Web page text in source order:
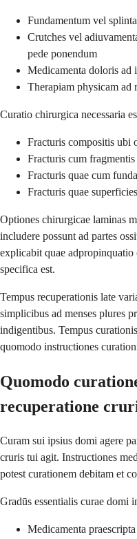
Fundamentum vel
Crutches vel
pede ponendum
Medicamenta doloris ad
Therapiam physicam ad
Curatio chirurgica necessaria
Fracturis compositis ubi
Fracturis cum
Fracturis quae cum
Fracturis quae
Optiones chirurgicae laminas
includere possunt ad partes
explicabit quae adpropinquatio
specifica est.
Tempus recuperationis late
simplicibus ad menses plures
indigentibus. Tempus
quomodo instructiones
Quomodo
recuperatione
Curam sui ipsius domi agere
cruris tui agit. Instructiones
potest curationem debitam et
Gradūs essentialis curae domi
Medicamenta